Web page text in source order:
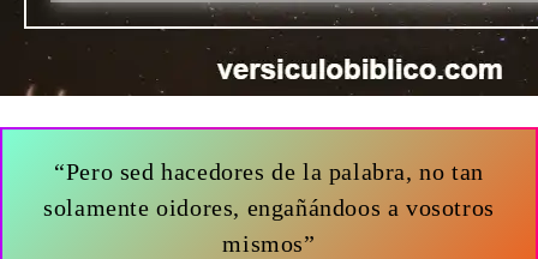
“Pero sed hacedores de la palabra, no tan
solamente oidores, engañándoos a vosotros
mismos”